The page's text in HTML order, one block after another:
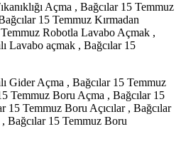
Açma , Bağcılar 15 Temmuz
15 Temmuz Kırmadan
Robotla Lavabo Açmak ,
Lavabo açmak , Bağcılar 15
Gider Açma , Bağcılar 15 Temmuz
Temmuz Boru Açma , Bağcılar 15
15 Temmuz Boru Açıcılar , Bağcılar
, Bağcılar 15 Temmuz Boru